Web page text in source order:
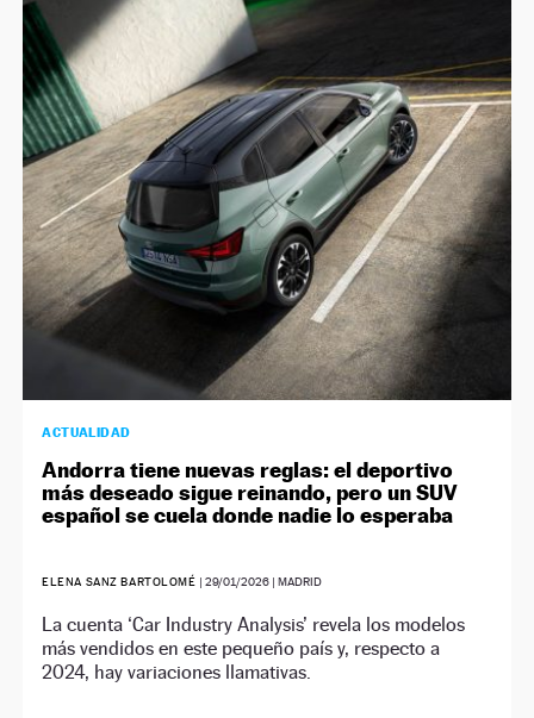
ACTUALIDAD
Andorra tiene nuevas reglas: el deportivo
más deseado sigue reinando, pero un SUV
español se cuela donde nadie lo esperaba
ELENA SANZ BARTOLOMÉ | 29/01/2026| MADRID
La cuenta ‘Car Industry Analysis’ revela los modelos
más vendidos en este pequeño país y, respecto a
2024, hay variaciones llamativas.